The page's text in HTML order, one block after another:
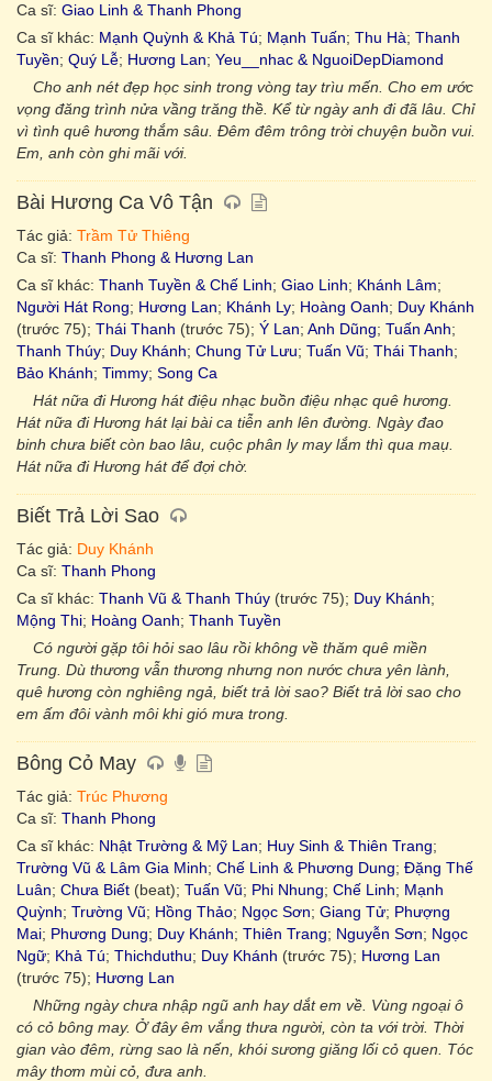
Ca sĩ: Giao Linh & Thanh Phong
Ca sĩ khác: Mạnh Quỳnh & Khả Tú; Mạnh Tuấn; Thu Hà; Thanh
Tuyền; Quý Lễ; Hương Lan; Yeu__nhac & NguoiDepDiamond
Cho anh nét đẹp học sinh trong vòng tay trìu mến. Cho em ước
vọng đăng trình nửa vầng trăng thề. Kể từ ngày anh đi đã lâu. Chỉ
vì tình quê hương thắm sâu. Đêm đêm trông trời chuyện buồn vui.
Em, anh còn ghi mãi với.
Bài Hương Ca Vô Tận
Tác giả: Trầm Tử Thiêng
Ca sĩ: Thanh Phong & Hương Lan
Ca sĩ khác: Thanh Tuyền & Chế Linh; Giao Linh; Khánh Lâm;
Người Hát Rong; Hương Lan; Khánh Ly; Hoàng Oanh; Duy Khánh
(trước 75); Thái Thanh (trước 75); Ý Lan; Anh Dũng; Tuấn Anh;
Thanh Thúy; Duy Khánh; Chung Tử Lưu; Tuấn Vũ; Thái Thanh;
Bảo Khánh; Timmy; Song Ca
Hát nữa đi Hương hát điệu nhạc buồn điệu nhạc quê hương.
Hát nữa đi Hương hát lại bài ca tiễn anh lên đường. Ngày đao
binh chưa biết còn bao lâu, cuộc phân ly may lắm thì qua maụ.
Hát nữa đi Hương hát để đợi chờ.
Biết Trả Lời Sao
Tác giả: Duy Khánh
Ca sĩ: Thanh Phong
Ca sĩ khác: Thanh Vũ & Thanh Thúy (trước 75); Duy Khánh;
Mộng Thi; Hoàng Oanh; Thanh Tuyền
Có người gặp tôi hỏi sao lâu rồi không về thăm quê miền
Trung. Dù thương vẫn thương nhưng non nước chưa yên lành,
quê hương còn nghiêng ngả, biết trả lời sao? Biết trả lời sao cho
em ấm đôi vành môi khi gió mưa trong.
Bông Cỏ May
Tác giả: Trúc Phương
Ca sĩ: Thanh Phong
Ca sĩ khác: Nhật Trường & Mỹ Lan; Huy Sinh & Thiên Trang;
Trường Vũ & Lâm Gia Minh; Chế Linh & Phương Dung; Đặng Thế
Luân; Chưa Biết (beat); Tuấn Vũ; Phi Nhung; Chế Linh; Mạnh
Quỳnh; Trường Vũ; Hồng Thảo; Ngọc Sơn; Giang Tử; Phượng
Mai; Phương Dung; Duy Khánh; Thiên Trang; Nguyễn Sơn; Ngọc
Ngữ; Khả Tú; Thichduthu; Duy Khánh (trước 75); Hương Lan
(trước 75); Hương Lan
Những ngày chưa nhập ngũ anh hay dắt em về. Vùng ngoại ô
có cỏ bông may. Ở đây êm vắng thưa người, còn ta với trời. Thời
gian vào đêm, rừng sao là nến, khói sương giăng lối cỏ quen. Tóc
mây thơm mùi cỏ, đưa anh.